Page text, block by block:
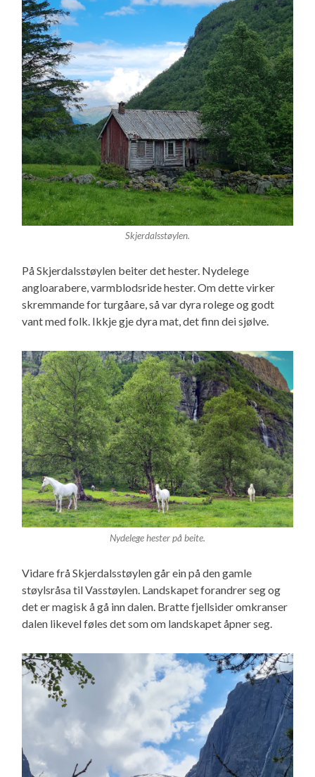
Skjerdalsstøylen.
På Skjerdalsstøylen beiter det hester. Nydelege
angloarabere, varmblodsride hester. Om dette virker
skremmande for turgåare, så var dyra rolege og godt
vant med folk. Ikkje gje dyra mat, det finn dei sjølve.
Nydelege hester på beite.
Vidare frå Skjerdalsstøylen går ein på den gamle
støylsråsa til Vasstøylen. Landskapet forandrer seg og
det er magisk å gå inn dalen. Bratte fjellsider omkranser
dalen likevel føles det som om landskapet åpner seg.